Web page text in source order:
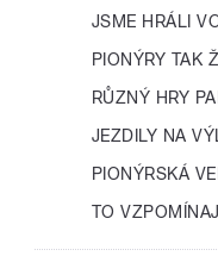
JSME HRÁLI
PIONÝRY TAK
RŮZNÝ HRY
JEZDILY NA
PIONÝRSKÁ
TO